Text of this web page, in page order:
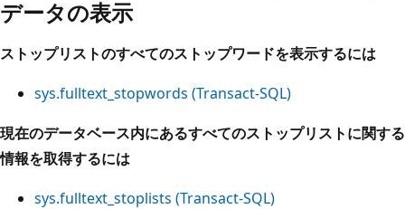
データの表示
ストップリストのすべてのストップワードを表示するには
sys.fulltext_stopwords (Transact-SQL)
現在のデータベース内にあるすべてのストップリストに関する
情報を取得するには
sys.fulltext_stoplists (Transact-SQL)